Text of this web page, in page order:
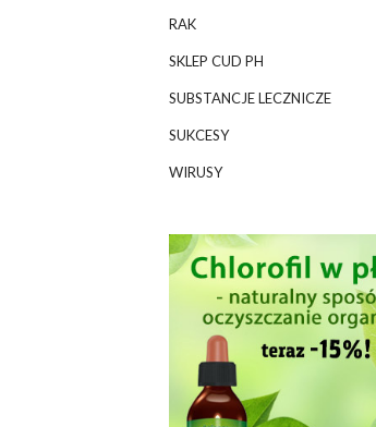
RAK
SKLEP CUD PH
SUBSTANCJE LECZNICZE
SUKCESY
WIRUSY